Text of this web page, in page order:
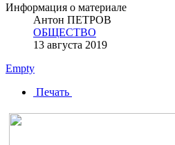
Информация о материале
Антон ПЕТРОВ
ОБЩЕСТВО
13 августа 2019
Empty
Печать